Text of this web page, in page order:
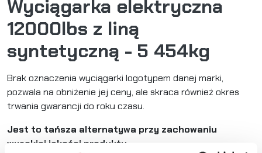
Wyciągarka elektryczna
12000lbs z liną
syntetyczną - 5 454kg
Brak oznaczenia wyciągarki logotypem danej marki,
pozwala na obniżenie jej ceny, ale skraca również okres
trwania gwarancji do roku czasu.
Jest to tańsza alternatywa przy zachowaniu
wysokiej jakości produktu.